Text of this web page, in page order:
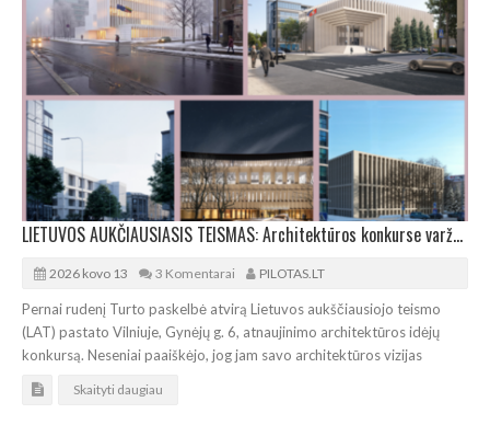
LIETUVOS AUKČIAUSIASIS TEISMAS: Architektūros konkurse varžosi 8 rekonstrukcijos vizijos
2026 kovo 13 3 Komentarai PILOTAS.LT
Pernai rudenį Turto paskelbė atvirą Lietuvos aukščiausiojo teismo
(LAT) pastato Vilniuje, Gynėjų g. 6, atnaujinimo architektūros idėjų
konkursą. Neseniai paaiškėjo, jog jam savo architektūros vizijas
Skaityti daugiau